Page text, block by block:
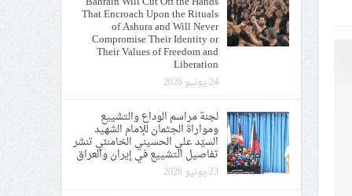
الحريّة والتحرير
الإمام الحسين «ع»
في إيران والعراق
That Encroach Upon the Rituals
of Ashura and Will Never
Compromise Their Identity or
Their Values of Freedom and
Liberation
24 يونيو 2026
لجنة مراسم الوداع والتشييع
ومواراة الجثمان للإمام الشهيد
السيّد علي الحسيني الخامنئي تنشر
تفاصيل التشييع في إيران والعراق
23 يونيو 2026